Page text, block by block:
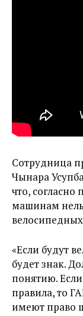
Сотрудница
Чынара
что,
машинам
«Если будут
будет знак.
понятию.
правила, то
имеют право